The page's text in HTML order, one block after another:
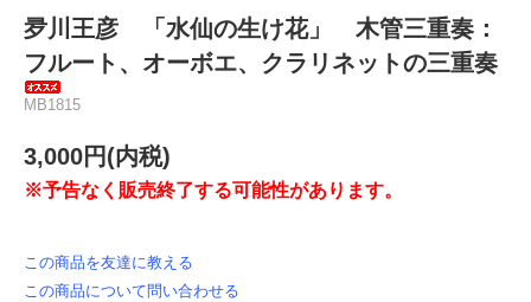
夛川王彦 「水仙の生け花」 木管三重奏：
フルート、オーボエ、クラリネットの三重奏
MB1815
3,000円(内税)
※予告なく販売終了する可能性があります。
この商品を友達に教える
この商品について問い合わせる